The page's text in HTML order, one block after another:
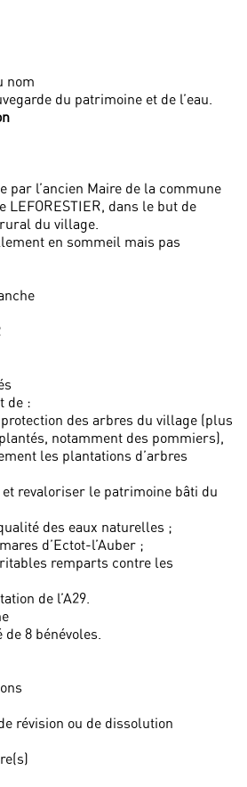
nom
du patrimoine et de l’eau.
par l’ancien Maire de la commune
LEFORESTIER, dans le but de
du village.
en sommeil mais pas
de :
des arbres du village (plus
notamment des pommiers),
les plantations d’arbres
revaloriser le patrimoine bâti du
des eaux naturelles ;
d’Ectot-l’Auber ;
remparts contre les
de l’A29.
8 bénévoles.
révision ou de dissolution